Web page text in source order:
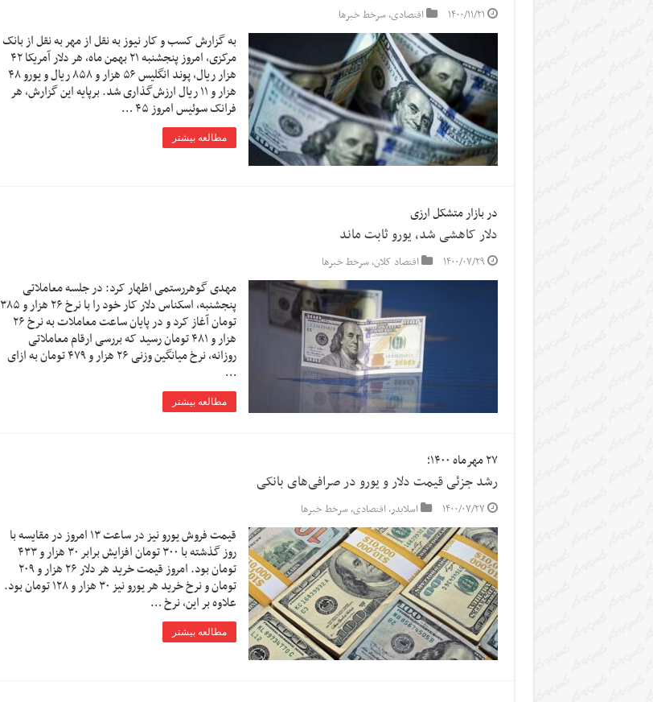
۱۴۰۰/۱۱/۲۱ اقتصادی,سرخط خبرها
به گزارش کسب و کار نیوز به نقل از مهر به نقل از بانک
مرکزی، امروز پنجشنبه ۲۱ بهمن ماه، هر دلار آمریکا ۴۲
هزار ریال، پوند انگلیس ۵۶ هزار و ۸۵۸ ریال و یورو ۴۸
هزار و ۱۱ ریال ارزش‌گذاری شد. برپایه این گزارش، هر
فرانک سوئیس امروز ۴۵ …
مطالعه بیشتر
در بازار متشکل ارزی
دلار کاهشی شد، یورو ثابت ماند
۱۴۰۰/۰۷/۲۹ اقتصاد کلان,سرخط خبرها
مهدی گوهررستمی اظهار کرد: در جلسه معاملاتی
پنجشنبه، اسکناس دلار کار خود را با نرخ ۲۶ هزار و ۳۸۵
تومان آغاز کرد و در پایان ساعت معاملات به نرخ ۲۶
هزار و ۴۸۱ تومان رسید که بررسی ارقام معاملاتی
روزانه، نرخ میانگین وزنی ۲۶ هزار و ۴۷۹ تومان به ازای
…
مطالعه بیشتر
۲۷ مهرماه ۱۴۰۰؛
رشد جزئی قیمت دلار و یورو در صرافی‌های بانکی
۱۴۰۰/۰۷/۲۷ اسلایدر,اقتصادی,سرخط خبرها
قیمت فروش یورو نیز در ساعت ۱۳ امروز در مقایسه با
روز گذشته با ۳۰۰ تومان افزایش برابر ۳۰ هزار و ۴۳۳
تومان بود. امروز قیمت خرید هر دلار ۲۶ هزار و ۲۰۹
تومان و نرخ خرید هر یورو نیز ۳۰ هزار و ۱۲۸ تومان بود.
علاوه بر این، نرخ …
مطالعه بیشتر